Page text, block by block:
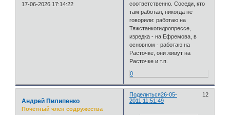
17-06-2026 17:14:22
соответственно. Соседи, кто
там работал, никогда не
говорили: работаю на
Тяжстанкогидропрессе,
изредка - на Ефремова, в
основном - работаю на
Расточке, они живут на
Расточке и т.п.
0
Поделиться 12
26-05-
2011 11:51:49
Андрей Пилипенко
Почётный член содружества